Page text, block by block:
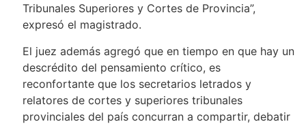
Tribunales Superiores y Cortes de Provincia”,
expresó el magistrado.
El juez además agregó que en tiempo en que hay un
descrédito del pensamiento crítico, es
reconfortante que los secretarios letrados y
relatores de cortes y superiores tribunales
provinciales del país concurran a compartir, debatir